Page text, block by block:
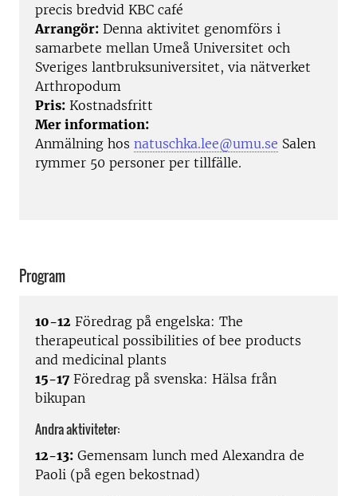
precis bredvid KBC café
Arrangör: Denna aktivitet genomförs i
samarbete mellan Umeå Universitet och
Sveriges lantbruksuniversitet, via nätverket
Arthropodum
Pris: Kostnadsfritt
Mer information:
Anmälning hos natuschka.lee@umu.se Salen
rymmer 50 personer per tillfälle.
Program
10-12 Föredrag på engelska: The
therapeutical possibilities of bee products
and medicinal plants
15-17 Föredrag på svenska: Hälsa från
bikupan
Andra aktiviteter:
12-13: Gemensam lunch med Alexandra de
Paoli (på egen bekostnad)